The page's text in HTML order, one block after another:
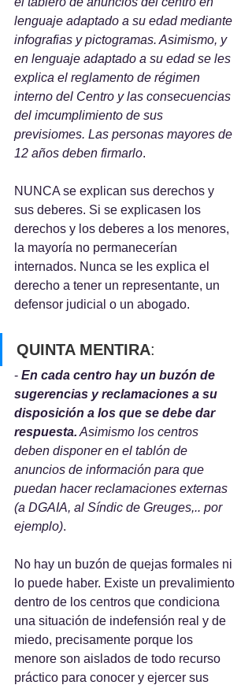
lenguaje adaptado a su edad mediante
infografias y pictogramas. Asimismo, y
en lenguaje adaptado a su edad se les
explica el reglamento de régimen
interno del Centro y las consecuencias
del imcumplimiento de sus
previsiomes. Las personas mayores de
12 años deben firmarlo.
NUNCA se explican sus derechos y
sus deberes. Si se explicasen los
derechos y los deberes a los menores,
la mayoría no permanecerían
internados. Nunca se les explica el
derecho a tener un representante, un
defensor judicial o un abogado.
QUINTA MENTIRA:
- En cada centro hay un buzón de
sugerencias y reclamaciones a su
disposición a los que se debe dar
respuesta. Asimismo los centros
deben disponer en el tablón de
anuncios de información para que
puedan hacer reclamaciones externas
(a DGAIA, al Síndic de Greuges,.. por
ejemplo).
No hay un buzón de quejas formales ni
lo puede haber. Existe un prevalimiento
dentro de los centros que condiciona
una situación de indefensión real y de
miedo, precisamente porque los
menore son aislados de todo recurso
práctico para conocer y ejercer sus